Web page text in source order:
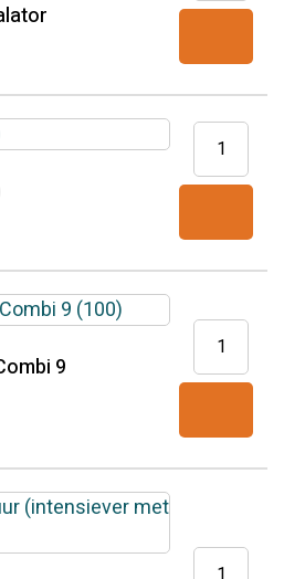
teststrips
9
Urinetest
Innerwave